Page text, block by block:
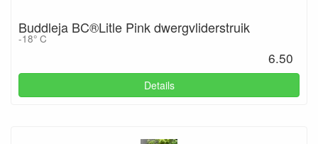
Buddleja BC®Litle Pink dwergvliderstruik
-18° C
6.50
Details